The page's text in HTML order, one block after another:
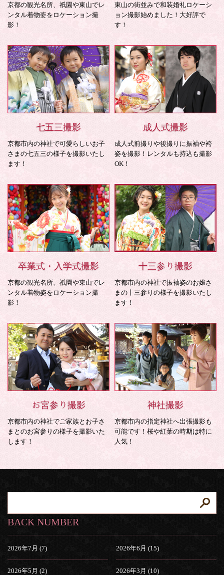
京都の観光名所、祇園や東山でレ
ンタル着物姿をロケーション撮
影！
東山の街並みで和装婚礼ロケーシ
ョン撮影始めました！大好評で
す！
七五三撮影
京都市内の神社で可愛らしいお子
さまの七五三の様子を撮影いたし
ます！
成人式撮影
成人式前撮りや後撮りに振袖や袴
姿を撮影！レンタルも持込も撮影
OK！
卒業式・入学式撮影
京都の観光名所、祇園や東山でレ
ンタル着物姿をロケーション撮
影！
十三参り撮影
京都市内の神社で振袖姿のお嬢さ
まの十三参りの様子を撮影いたし
ます！
お宮参り撮影
京都市内の神社でご家族とお子さ
まとのお宮参りの様子を撮影いた
します！
神社撮影
京都市内の指定神社へ出張撮影も
可能です！桜や紅葉の時期は特に
人気！
BACK NUMBER
2026年7月 (7) 2026年6月 (15)
2026年5月 (2) 2026年3月 (10)